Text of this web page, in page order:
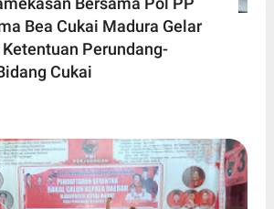
Bea Cukai Madura Gelar
Perundang-
Cukai